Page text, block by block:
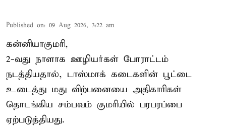
Published on: 09 Aug 2026, 3:22 am
கன்னியாகுமரி,
2-வது நாளாக ஊழியர்கள் போராட்டம்
நடத்தியதால், டாஸ்மாக் கடைகளின் பூட்டை
உடைத்து மது விற்பனையை அதிகாரிகள்
தொடங்கிய சம்பவம் குமரியில் பரபரப்பை
ஏற்படுத்தியது.